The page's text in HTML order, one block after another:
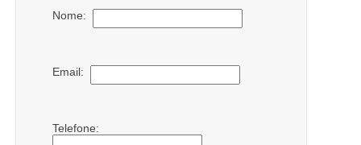
Nome:
Email:
Telefone: